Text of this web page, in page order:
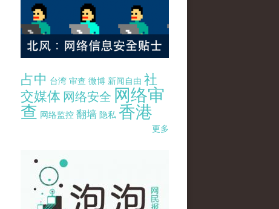
占中 台湾 审查 微博 新闻自由 社
交媒体 网络安全 网络审
查 网络监控 翻墙 隐私 香港
更多
pao-pao-banner-mirror-site-120814.jpg